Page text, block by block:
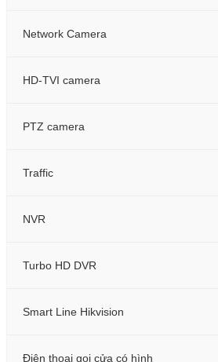
Network Camera
HD-TVI camera
PTZ camera
Traffic
NVR
Turbo HD DVR
Smart Line Hikvision
Điện thoại gọi cửa có hình